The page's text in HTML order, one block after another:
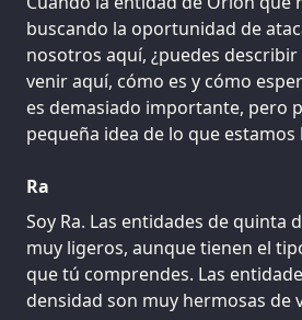
buscando la oportunidad de
nosotros aquí, ¿puedes
venir aquí, cómo es y cómo
es demasiado importante, pero
pequeña idea de lo que estamos
Ra
Soy Ra. Las entidades de quinta
muy ligeros, aunque tienen el
que tú comprendes. Las
densidad son muy hermosas de